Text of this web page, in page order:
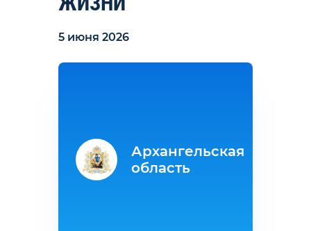
5 июня 2026
Архангельская
область